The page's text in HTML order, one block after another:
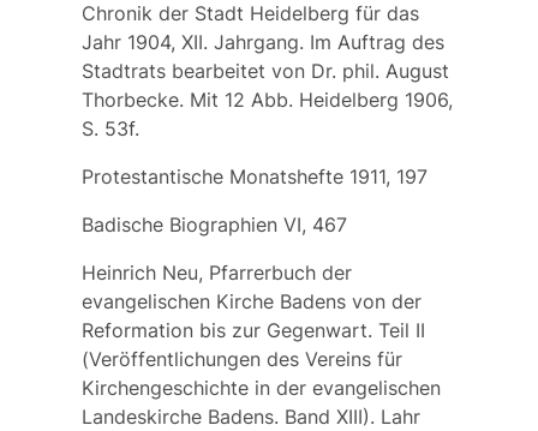
Chronik der Stadt Heidelberg für das
Jahr 1904, XII. Jahrgang. Im Auftrag des
Stadtrats bearbeitet von Dr. phil. August
Thorbecke. Mit 12 Abb. Heidelberg 1906,
S. 53f.
Protestantische Monatshefte 1911, 197
Badische Biographien VI, 467
Heinrich Neu, Pfarrerbuch der
evangelischen Kirche Badens von der
Reformation bis zur Gegenwart. Teil II
(Veröffentlichungen des Vereins für
Kirchengeschichte in der evangelischen
Landeskirche Badens. Band XIII). Lahr